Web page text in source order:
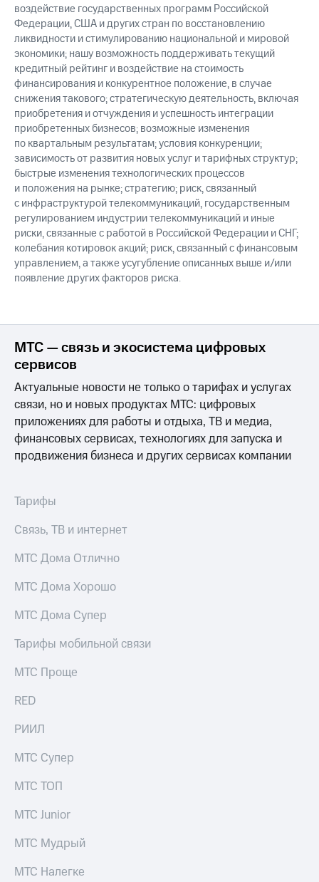
воздействие государственных программ Российской
Федерации, США и других стран по восстановлению
ликвидности и стимулированию национальной и мировой
экономики; нашу возможность поддерживать текущий
кредитный рейтинг и воздействие на стоимость
финансирования и конкурентное положение, в случае
снижения такового; стратегическую деятельность, включая
приобретения и отчуждения и успешность интеграции
приобретенных бизнесов; возможные изменения
по квартальным результатам; условия конкуренции;
зависимость от развития новых услуг и тарифных структур;
быстрые изменения технологических процессов
и положения на рынке; стратегию; риск, связанный
с инфраструктурой телекоммуникаций, государственным
регулированием индустрии телекоммуникаций и иные
риски, связанные с работой в Российской Федерации и СНГ;
колебания котировок акций; риск, связанный с финансовым
управлением, а также усугубление описанных выше и/или
появление других факторов риска.
МТС — связь и экосистема цифровых
сервисов
Актуальные новости не только о тарифах и услугах
связи, но и новых продуктах МТС: цифровых
приложениях для работы и отдыха, ТВ и медиа,
финансовых сервисах, технологиях для запуска и
продвижения бизнеса и других сервисах компании
Тарифы
Связь, ТВ и интернет
МТС Дома Отлично
МТС Дома Хорошо
МТС Дома Супер
Тарифы мобильной связи
МТС Проще
RED
РИИЛ
МТС Супер
МТС ТОП
МТС Junior
МТС Мудрый
МТС Налегке